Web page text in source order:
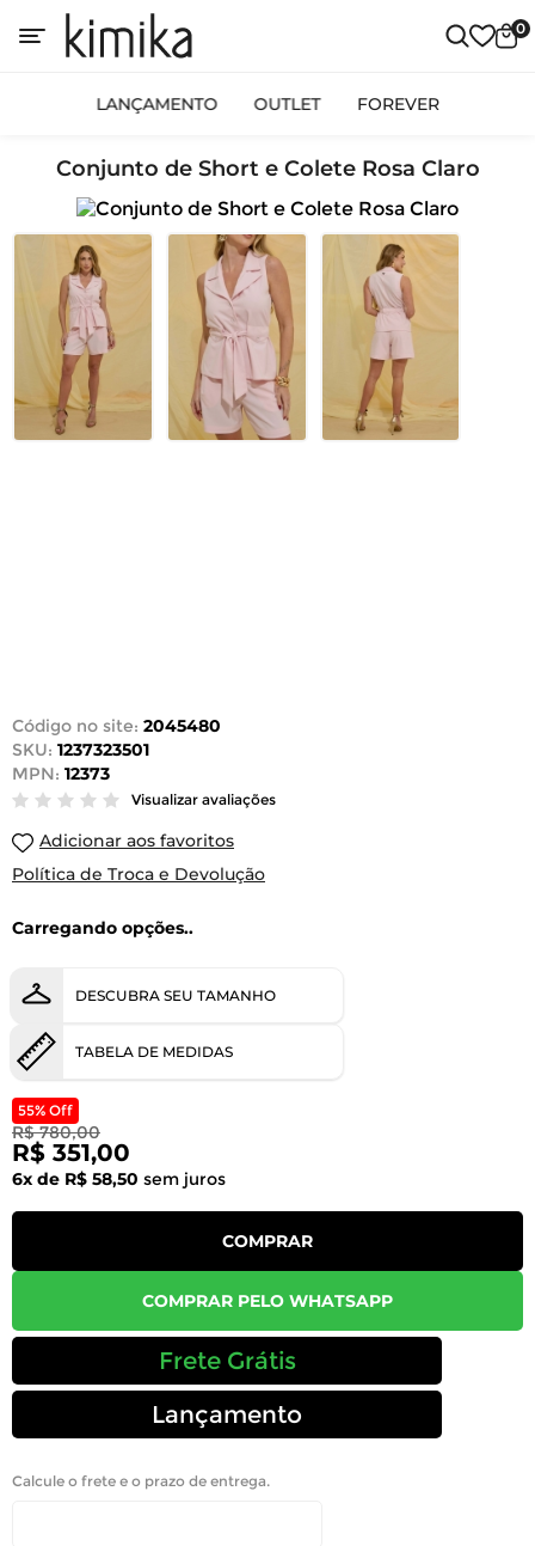
0
LANÇAMENTO OUTLET FOREVER
Conjunto de Short e Colete Rosa Claro
Código no site: 2045480
SKU: 1237323501
MPN: 12373
Visualizar avaliações
Adicionar aos favoritos
Política de Troca e Devolução
Carregando opções..
DESCUBRA SEU TAMANHO
TABELA DE MEDIDAS
55% Off
R$ 780,00
R$ 351,00
6x de R$ 58,50 sem juros
COMPRAR
COMPRAR PELO WHATSAPP
Frete Grátis
Lançamento
Calcule o frete e o prazo de entrega.